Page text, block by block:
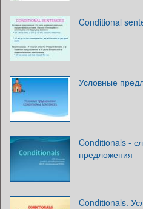
Conditional
Условные
Conditionals -
предложения
Conditionals.